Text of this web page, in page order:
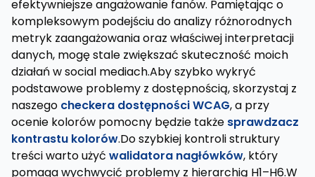
efektywniejsze angażowanie fanów. Pamiętając o
kompleksowym podejściu do analizy różnorodnych
metryk zaangażowania oraz właściwej interpretacji
danych, mogę stale zwiększać skuteczność moich
działań w social mediach.Aby szybko wykryć
podstawowe problemy z dostępnością, skorzystaj z
naszego checkera dostępności WCAG, a przy
ocenie kolorów pomocny będzie także sprawdzacz
kontrastu kolorów.Do szybkiej kontroli struktury
treści warto użyć walidatora nagłówków, który
pomaga wychwycić problemy z hierarchią H1–H6.W